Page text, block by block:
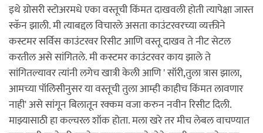
इथे ग्रोसरी स्टोअरमधे एका वस्तूची किंमत दाखवली होती त्यापेक्षा जास्त
स्कॅन झाली. मी त्याबद्दल विचारले असता काउंटरवरच्या व्यक्तीने
कस्टमर सर्विस काउंटरवर रिसीट आणि वस्तू दाखव ते नीट सेटल
करतील असे सांगितले. मी कस्टमर काउंटरवर काय झाले ते
सांगितल्यावर त्यांनी लगेच खात्री केली आणि ' सॉरी,तुला त्रास झाला,
आमच्या पॉलिसीनुसर या वस्तूची तुला आम्ही काहीच किंमत लावणार
नाही' असे सांगून बिलातून रक्कम वजा करुन नवीन रिसीट दिली.
माझ्यासाठी हा कल्चरल शॉक होता. मला खरे तर मीच लेबल वाचण्यात